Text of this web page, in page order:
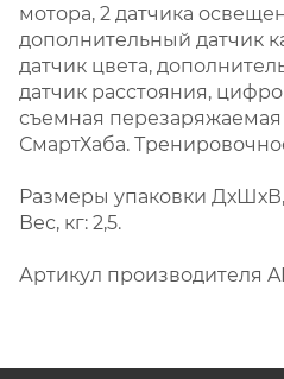
мотора, 2 датчика
дополнительный датчик
датчик цвета,
датчик расстояния,
съемная перезаряжаемая
СмартХаба.
Размеры упаковки ДхШхВ,
Вес, кг: 2,5.
Артикул производителя